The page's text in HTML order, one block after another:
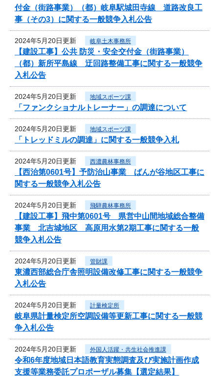
付金（街路事業）（都）岐阜駅城田寺線 道路改良工
事（その3）に関する一般競争入札公告
2024年5月20日更新 岐阜土木事務所
【建設工事】公共 防災・安全交付金（街路事業）
（都）新所平島線 迂回路整備工事に関する一般競争
入札公告
2024年5月20日更新 地域スポーツ課
「ファンクショナルトレーナー」の調達について
2024年5月20日更新 地域スポーツ課
「トレッドミルの調達」に関する一般競争入札
2024年5月20日更新 西濃農林事務所
【西治第0601号】予防治山事業 ばんが谷地区工事に
関する一般競争入札公告
2024年5月20日更新 飛騨農林事務所
【建設工事】飛中第0601号 県営中山間地域総合整備
事業 北吉城地区 高原用水第2期工事に関する一般
競争入札公告
2024年5月20日更新 管財課
東濃西部総合庁舎照明設備改修工事に関する一般競争
入札公告
2024年5月20日更新 計量検定所
岐阜県計量検定所空調設備等更新工事に関する一般競
争入札公告
2024年5月20日更新 外国人活躍・共生社会推進課
令和6年度地域日本語教育実態調査及び実施計画作成
支援等業務委託プロポーザル募集【選定結果】